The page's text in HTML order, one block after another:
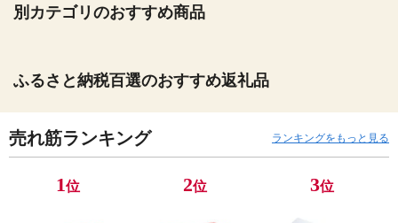
別カテゴリのおすすめ商品
ふるさと納税百選のおすすめ返礼品
売れ筋ランキング ランキングをもっと見る
1位 2位 3位